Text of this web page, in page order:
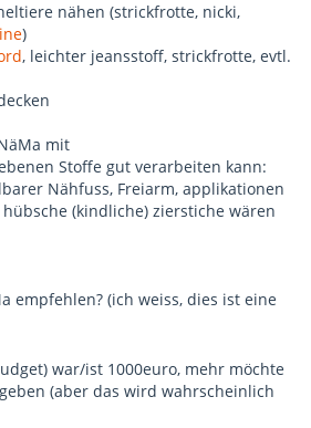
nähen (strickfrotte, nicki,
)
, leichter jeansstoff, strickfrotte, evtl.
mit
Stoffe gut verarbeiten kann:
Nähfuss, Freiarm, applikationen
(kindliche) zierstiche wären
empfehlen? (ich weiss, dies ist eine
war/ist 1000euro, mehr möchte
(aber das wird wahrscheinlich